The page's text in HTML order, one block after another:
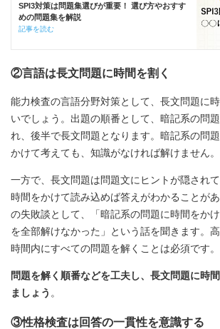
SPI3対策は問題集選びが重要！ 選び方やおすす
めの問題集を解説
記事を読む
②言語は長文問題に時間を割く
能力検査の言語分野対策として、長文問題に
いでしょう。出題の順番として、暗記系の問
れ、後半で長文問題となります。暗記系の問
かけて考えても、知識がなければ解けません。
一方で、長文問題は問題文にヒントが隠されて
時間をかけて読み込めば答えがわかることが
の失敗談として、「暗記系の問題に時間をか
を全部解けなかった」という話を聞きます。
時間内にすべての問題を解くことは必須です。
問題を解く順番などを工夫し、長文問題に時
ましょう 。
③性格検査は回答の一貫性を意識する